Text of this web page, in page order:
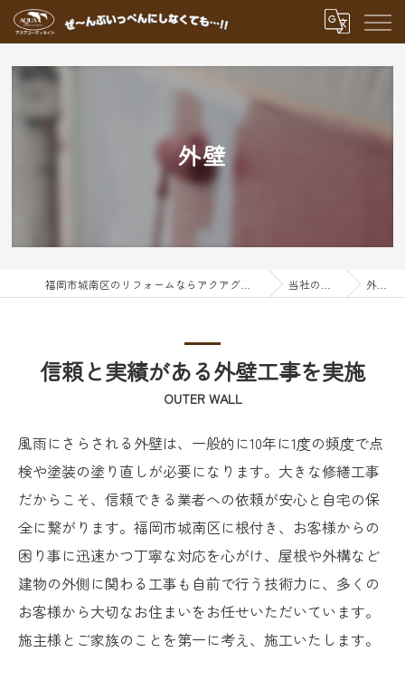
外壁
当社の特徴 外壁
信頼と実績がある外壁工事を実施
OUTER WALL
風雨にさらされる外壁は、一般的に10年に1度の頻度で点
検や塗装の塗り直しが必要になります。大きな修繕工事
だからこそ、信頼できる業者への依頼が安心と自宅の保
全に繋がります。福岡市城南区に根付き、お客様からの
困り事に迅速かつ丁寧な対応を心がけ、屋根や外構など
建物の外側に関わる工事も自前で行う技術力に、多くの
お客様から大切なお住まいをお任せいただいています。
施主様とご家族のことを第一に考え、施工いたします。